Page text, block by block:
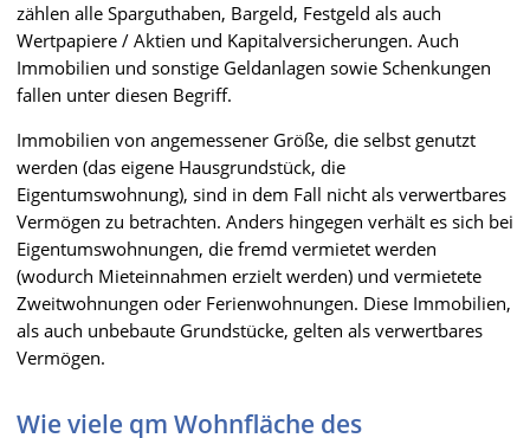
zählen alle Sparguthaben, Bargeld, Festgeld als auch
Wertpapiere / Aktien und Kapitalversicherungen. Auch
Immobilien und sonstige Geldanlagen sowie Schenkungen
fallen unter diesen Begriff.
Immobilien von angemessener Größe, die selbst genutzt
werden (das eigene Hausgrundstück, die
Eigentumswohnung), sind in dem Fall nicht als verwertbares
Vermögen zu betrachten. Anders hingegen verhält es sich bei
Eigentumswohnungen, die fremd vermietet werden
(wodurch Mieteinnahmen erzielt werden) und vermietete
Zweitwohnungen oder Ferienwohnungen. Diese Immobilien,
als auch unbebaute Grundstücke, gelten als verwertbares
Vermögen.
Wie viele qm Wohnfläche des